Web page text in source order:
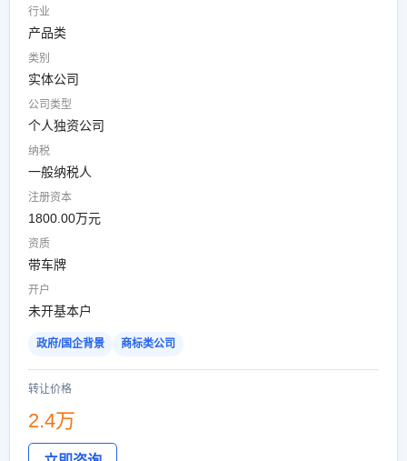
行业
产品类
类别
实体公司
公司类型
个人独资公司
纳税
一般纳税人
注册资本
1800.00万元
资质
带车牌
开户
未开基本户
政府/国企背景 商标类公司
转让价格
2.4万